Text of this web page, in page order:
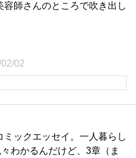
容師さんのところで吹き出し
02
ミックエッセイ。一人暮らし
わかるんだけど、3章（ま